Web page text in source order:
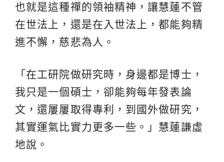
也就是這種禪的領袖精神，讓慧蓮不管
在世法上，還是在入世法上，都能夠精
進不懈，慈悲為人。
「在工研院做研究時，身邊都是博士，
我只是一個碩士，卻能夠每年發表論
文，還屢屢取得專利，到國外做研究，
其實運氣比實力更多一些。」慧蓮謙虛
地說。